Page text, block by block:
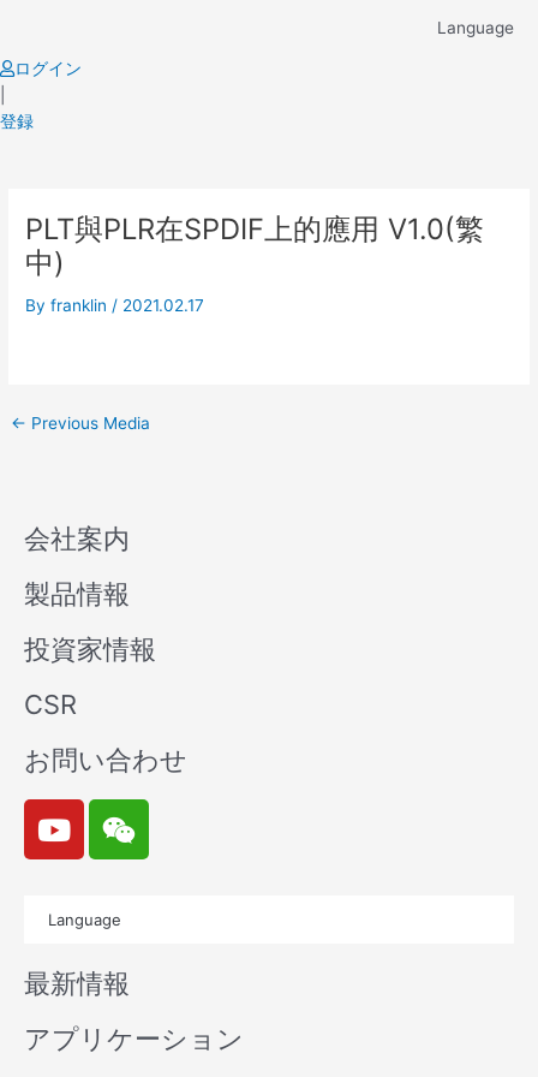
content
Language
ログイン
登録
PLT與PLR在SPDIF上的應用 V1.0(繁
中)
Byfranklin / 2021.02.17
navigation
← Previous Media
会社案内
製品情報
投資家情報
CSR
お問い合わせ
Y
o
u
b
e
W
e
i
n
Language
最新情報
アプリケーション